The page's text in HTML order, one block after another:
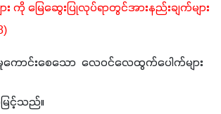
ျား ကို မြေဆွေးပြုလုပ်ရာတွင်အားနည်းချက်များ
မှုကောင်းစေသော လေဝင်လေထွက်ပေါက်များ
ြင့်သည်။